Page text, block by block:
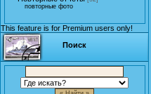
повторные фото
This feature is for Premium users only!
Поиск